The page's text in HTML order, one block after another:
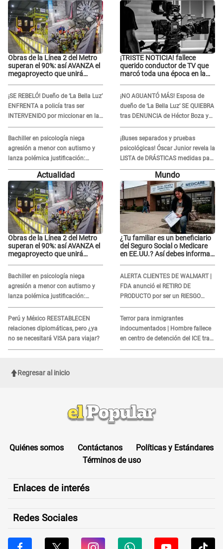
Obras de la Línea 2 del Metro
superan el 90%: así AVANZA el
megaproyecto que unirá
¡SE REBELÓ! Dueño de ‘La Bella Luz’
ENFRENTA a policía tras ser
INTERVENIDO por miccionar en la
vía pública: “Lo hice por necesidad”
Bachiller en psicología niega
agresión a menor con autismo y
lanza polémica justificación:
"Defenderme ante..."
¡TRISTE NOTICIA! fallece
querido conductor de TV que
marcó toda una época en la
¡NO AGUANTÓ MÁS! Esposa de
dueño de ‘La Bella Luz’ SE QUIEBRA
tras DENUNCIA de Héctor Boza y
ARREMETE contra Claudia Salazar
¡Buses separados y pruebas
psicológicas! Óscar Junior revela la
LISTA de DRÁSTICAS medidas para
prevenir acoso en 'La Bella Luz' tras
caso Naldy Saldaña
Actualidad
Obras de la Línea 2 del Metro
superan el 90%: así AVANZA el
megaproyecto que unirá
Bachiller en psicología niega
agresión a menor con autismo y
lanza polémica justificación:
"Defenderme ante..."
Perú y México REESTABLECEN
relaciones diplomáticas, pero ¿ya
no se necesitará VISA para viajar?
Mundo
¿Tu familiar es un beneficiario
del Seguro Social o Medicare
en EE.UU.? Así debes informar
ALERTA CLIENTES DE WALMART |
FDA anunció el RETIRO DE
PRODUCTO por ser un RIESGO
MORTAL para consumidores: ¿Cuál
es?
Terror para inmigrantes
indocumentados | Hombre fallece
en centro de detención del ICE tras
sufrir una "emergencia médica"
Regresar al inicio
Quiénes somos Contáctanos
Políticas y Estándares
Términos de uso
Enlaces de interés
Redes Sociales